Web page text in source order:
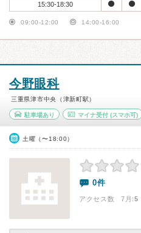
15:30-18:30
09:00-12:00 14:00-16:00
今野眼科
三重県津市中央（津新町駅）
駐車場あり マイナ受付(スマホ可)
土曜（〜18:00）
0件
アクセス数 7月:5